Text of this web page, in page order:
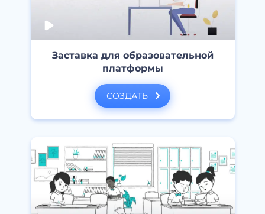
Заставка для образовательной
платформы
СОЗДАТЬ